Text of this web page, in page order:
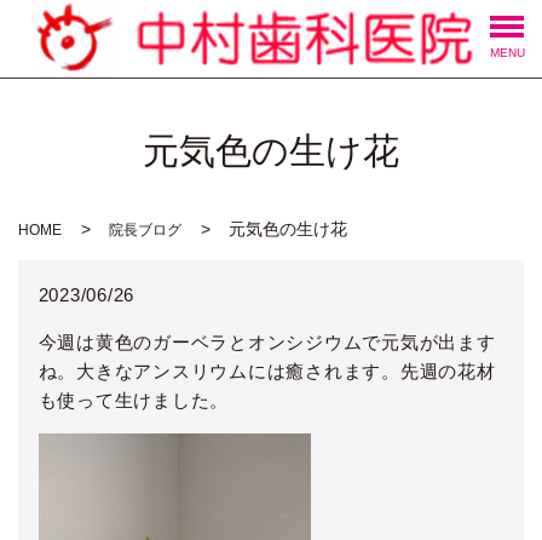
MENU
元気色の生け花
HOME 院長ブログ 元気色の生け花
2023/06/26
今週は黄色のガーベラとオンシジウムで元気が出ます
ね。大きなアンスリウムには癒されます。先週の花材
も使って生けました。